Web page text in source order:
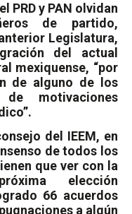
PRD y PAN olvidan
de partido,
Legislatura,
del actual
mexiquense, “por
de alguno de los
motivaciones
del IEEM, en
de todos los
que ver con la
elección
66 acuerdos
a algún